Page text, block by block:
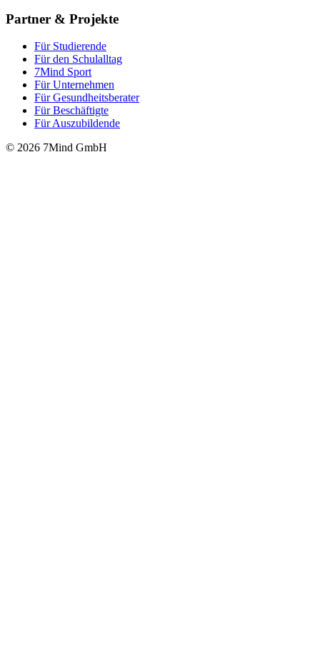
Partner & Projekte
Für Stu­die­rende
Für den Schulalltag
7Mind Sport
Für Unter­neh­men
Für Gesund­heits­be­ra­ter
Für Beschäftigte
Für Auszubildende
© 2026 7Mind GmbH